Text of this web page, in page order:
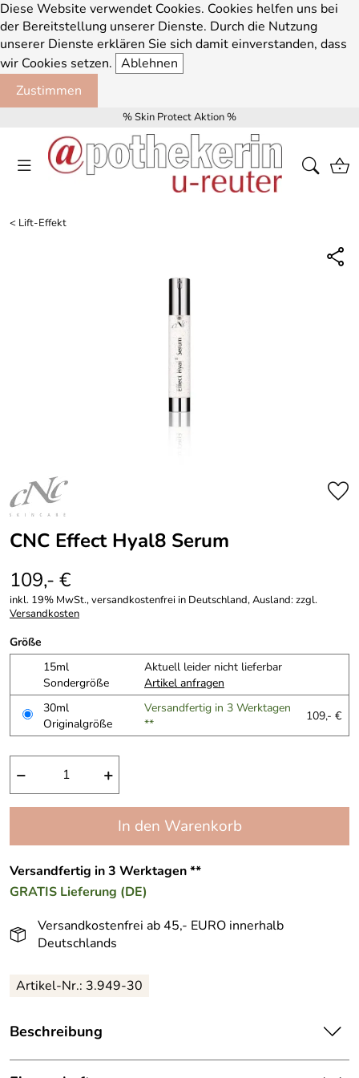
Diese Website verwendet Cookies. Cookies helfen uns bei
der Bereitstellung unserer Dienste. Durch die Nutzung
unserer Dienste erklären Sie sich damit einverstanden, dass
wir Cookies setzen. Ablehnen
Zustimmen
% Skin Protect Aktion %
< Lift-Effekt
CNC Effect Hyal8 Serum
109,- €
inkl. 19% MwSt., versandkostenfrei in Deutschland, Ausland: zzgl.
Versandkosten
Größe
15ml
Sondergröße
Aktuell leider nicht lieferbar
Artikel anfragen
30ml
Originalgröße
Versandfertig in 3 Werktagen
**
109,- €
− +
In den Warenkorb
Versandfertig in 3 Werktagen **
GRATIS Lieferung (DE)
Versandkostenfrei ab 45,- EURO innerhalb
Deutschlands
Artikel-Nr.: 3.949-30
Beschreibung
Gel-Serum mit8-fach kombinierter Hyaluronsäure,